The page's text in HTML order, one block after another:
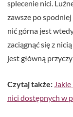
splecenie nici.
zawsze po
nić górna jest
zaciągnąć się z
jest główną
Czytaj także:
nici dostępnych w